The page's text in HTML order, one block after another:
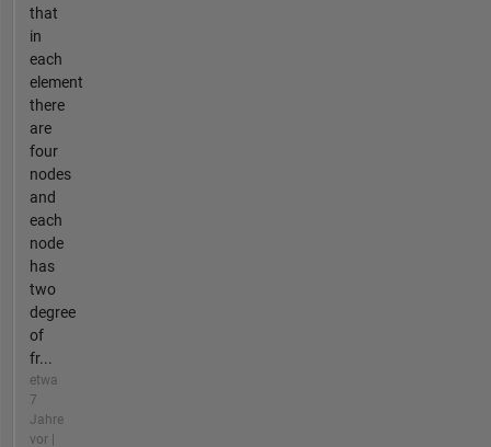
that
in
each
element
there
are
four
nodes
and
each
node
has
two
degree
of
fr...
etwa
7
Jahre
vor |